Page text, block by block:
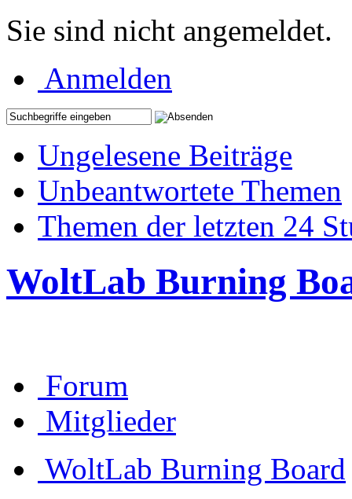
Sie sind nicht angemeldet.
Anmelden
Ungelesene Beiträge
Unbeantwortete Themen
Themen der letzten 24
WoltLab Burning
Forum
Mitglieder
WoltLab Burning Board